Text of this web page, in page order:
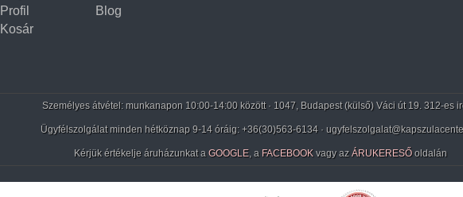
Profil
Kosár
Blog
Személyes átvétel: munkanapon 10:00-14:00 között · 1047, Budapest (külső) Váci út 19. 312-es
Ügyfélszolgálat minden hétköznap 9-14 óráig: +36(30)563-6134 ·
Kérjük értékelje áruházunkat a GOOGLE, a FACEBOOK vagy az ÁRUKERESŐ oldalán